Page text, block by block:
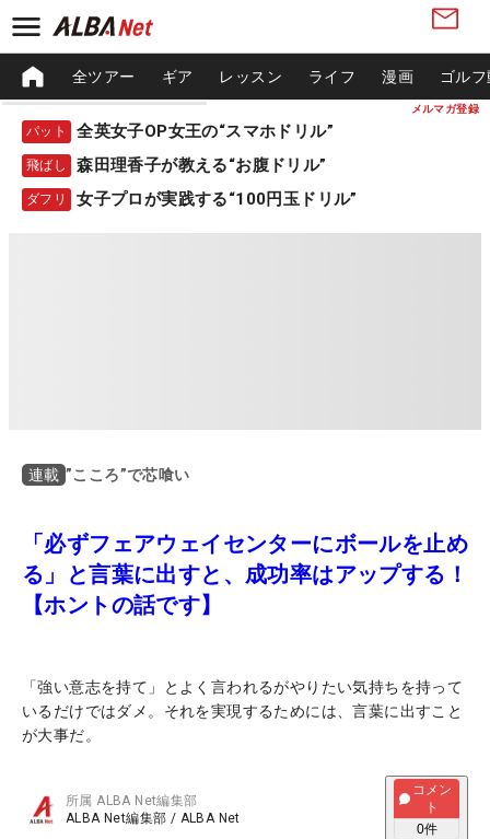
メルマガ登録
全ツアー ギア レッスン ライフ 漫画 ゴル
パット 全英女子OP女王の“スマホドリル”
飛ばし 森田理香子が教える“お腹ドリル”
ダフリ 女子プロが実践する“100円玉ドリル”
連載 ”こころ”で芯喰い
「必ずフェアウェイセンターにボールを止め
る」と言葉に出すと、成功率はアップする！
【ホントの話です】
「強い意志を持て」とよく言われるがやりたい気持ちを持って
いるだけではダメ。それを実現するためには、言葉に出すこと
が大事だ。
所属ALBA Net編集部
ALBA Net編集部 / ALBA Net
コメン
ト
0件